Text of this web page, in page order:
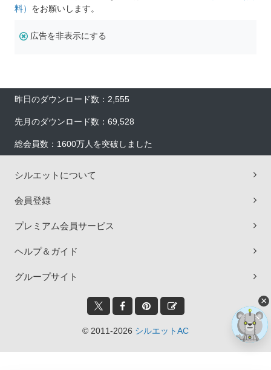
料） をお願いします。
広告を非表示にする
昨日のダウンロード数：2,555
先月のダウンロード数：69,528
総会員数：1600万人を突破しました
シルエットについて
会員登録
プレミアム会員サービス
ヘルプ＆ガイド
グループサイト
© 2011-2026 シルエットAC
×